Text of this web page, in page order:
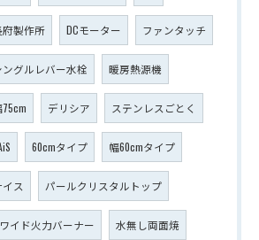
府製作所 DCモーター ファンタッチ
ングルレバー水栓 暖房熱源機
75cm デリシア ステンレスごとく
60cmタイプ 幅60cmタイプ
イス パールクリスタルトップ
イド火力バーナー 水無し両面焼